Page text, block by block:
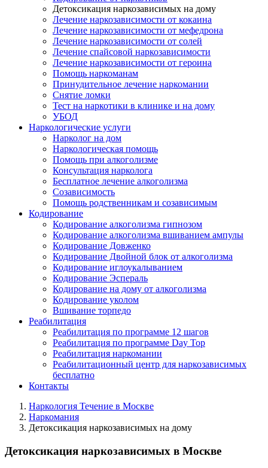
Детоксикация наркозависимых на дому
Лечение наркозависимости от кокаина
Лечение наркозависимости от мефедрона
Лечение наркозависимости от солей
Лечение спайсовой наркозависимости
Лечение наркозависимости от героина
Помощь наркоманам
Принудительное лечение наркомании
Снятие ломки
Тест на наркотики в клинике и на дому
УБОД
Наркологические услуги
Нарколог на дом
Наркологическая помощь
Помощь при алкоголизме
Консультация нарколога
Бесплатное лечение алкоголизма
Созависимость
Помощь родственникам и созависимым
Кодирование
Кодирование алкоголизма гипнозом
Кодирование алкоголизма вшиванием ампулы
Кодирование Довженко
Кодирование Двойной блок от алкоголизма
Кодирование иглоукалыванием
Кодирование Эспераль
Кодирование на дому от алкоголизма
Кодирование уколом
Вшивание торпедо
Реабилитация
Реабилитация по программе 12 шагов
Реабилитация по программе Day Top
Реабилитация наркомании
Реабилитационный центр для наркозависимых
бесплатно
Контакты
Наркология Течение в Москве
Наркомания
Детоксикация наркозависимых на дому
Детоксикация наркозависимых в Москве